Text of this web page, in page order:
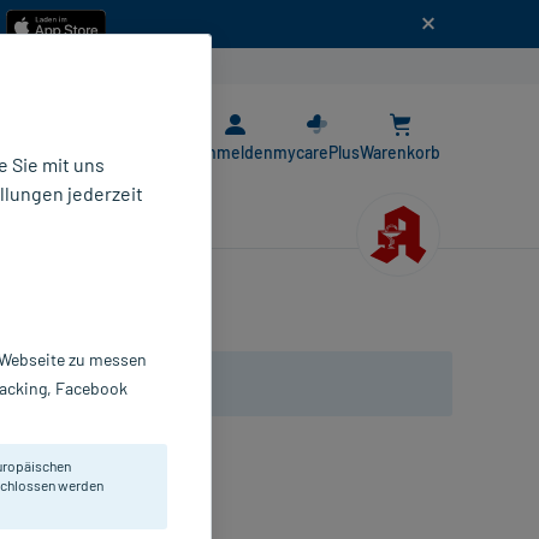
AnmeldenmycarePlusWarenkorb
Salbei.
Sie mit uns
jederzeit
zu messen
Facebook
werden